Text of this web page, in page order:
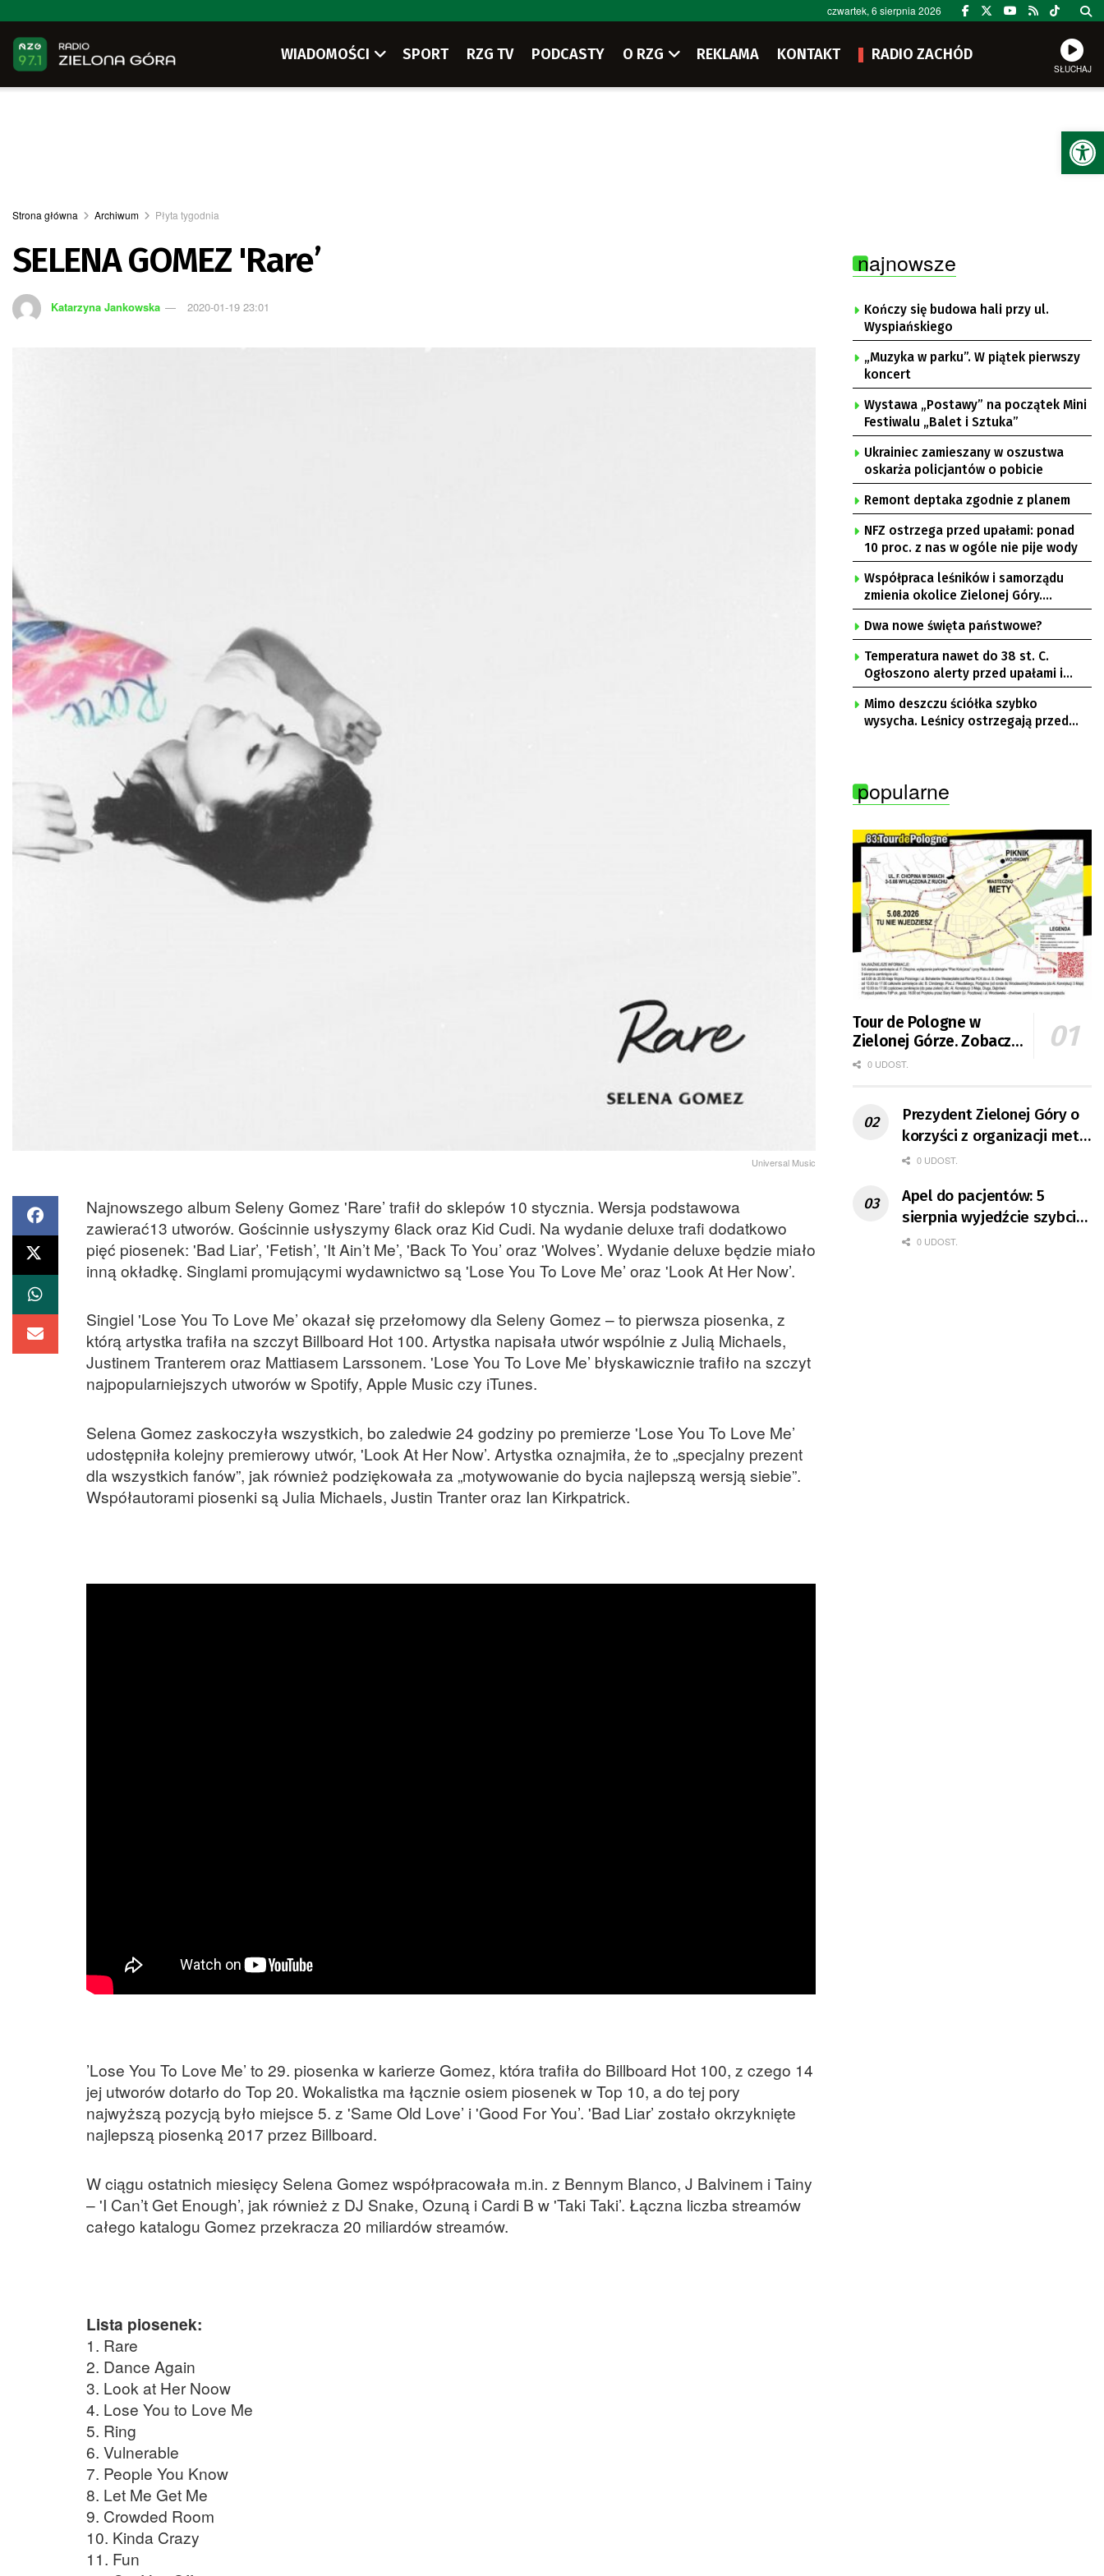
czwartek, 6 sierpnia 2026
WIADOMOŚCI SPORT RZG TV PODCASTY O RZG REKLAMA KONTAKT RADIO ZACHÓD
SŁUCHAJ
Strona główna Archiwum Płyta tygodnia
SELENA GOMEZ 'Rare’
Katarzyna Jankowska 2020-01-19 23:01
Universal Music
Najnowszego album Seleny Gomez 'Rare’ trafił do sklepów 10 stycznia. Wersja podstawowa
zawierać13 utworów. Gościnnie usłyszymy 6lack oraz Kid Cudi. Na wydanie deluxe trafi dodatkowo
pięć piosenek: 'Bad Liar’, 'Fetish’, 'It Ain’t Me’, 'Back To You’ oraz 'Wolves’. Wydanie deluxe będzie miało
inną okładkę. Singlami promującymi wydawnictwo są 'Lose You To Love Me’ oraz 'Look At Her Now’.
Singiel 'Lose You To Love Me’ okazał się przełomowy dla Seleny Gomez – to pierwsza piosenka, z
którą artystka trafiła na szczyt Billboard Hot 100. Artystka napisała utwór wspólnie z Julią Michaels,
Justinem Tranterem oraz Mattiasem Larssonem. 'Lose You To Love Me’ błyskawicznie trafiło na szczyt
najpopularniejszych utworów w Spotify, Apple Music czy iTunes.
Selena Gomez zaskoczyła wszystkich, bo zaledwie 24 godziny po premierze 'Lose You To Love Me’
udostępniła kolejny premierowy utwór, 'Look At Her Now’. Artystka oznajmiła, że to „specjalny prezent
dla wszystkich fanów”, jak również podziękowała za „motywowanie do bycia najlepszą wersją siebie”.
Współautorami piosenki są Julia Michaels, Justin Tranter oraz Ian Kirkpatrick.
’Lose You To Love Me’ to 29. piosenka w karierze Gomez, która trafiła do Billboard Hot 100, z czego 14
jej utworów dotarło do Top 20. Wokalistka ma łącznie osiem piosenek w Top 10, a do tej pory
najwyższą pozycją było miejsce 5. z 'Same Old Love’ i 'Good For You’. 'Bad Liar’ zostało okrzyknięte
najlepszą piosenką 2017 przez Billboard.
W ciągu ostatnich miesięcy Selena Gomez współpracowała m.in. z Bennym Blanco, J Balvinem i Tainy
– 'I Can’t Get Enough’, jak również z DJ Snake, Ozuną i Cardi B w 'Taki Taki’. Łączna liczba streamów
całego katalogu Gomez przekracza 20 miliardów streamów.
Lista piosenek:
1. Rare
2. Dance Again
3. Look at Her Noow
4. Lose You to Love Me
5. Ring
6. Vulnerable
7. People You Know
8. Let Me Get Me
9. Crowded Room
10. Kinda Crazy
11. Fun
najnowsze
Kończy się budowa hali przy ul.
Wyspiańskiego
„Muzyka w parku”. W piątek pierwszy
koncert
Wystawa „Postawy” na początek Mini
Festiwalu „Balet i Sztuka”
Ukrainiec zamieszany w oszustwa
oskarża policjantów o pobicie
Remont deptaka zgodnie z planem
NFZ ostrzega przed upałami: ponad
10 proc. z nas w ogóle nie pije wody
Współpraca leśników i samorządu
zmienia okolice Zielonej Góry.
Powstają nowe ścieżki rowerowe
Dwa nowe święta państwowe?
Temperatura nawet do 38 st. C.
Ogłoszono alerty przed upałami i
burzami
Mimo deszczu ściółka szybko
wysycha. Leśnicy ostrzegają przed
popularne
Tour de Pologne w
Zielonej Górze. Zobacz
zmiany w organizacji
0 UDOST.
Prezydent Zielonej Góry o
korzyści z organizacji mety
Tour de Pologne
0 UDOST.
Apel do pacjentów: 5
sierpnia wyjedźcie szybciej
z domów
0 UDOST.